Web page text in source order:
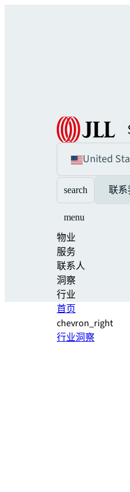
United
search 联系
menu
物业
服务
联系人
洞察
行业
首页
chevron_right
行业洞察